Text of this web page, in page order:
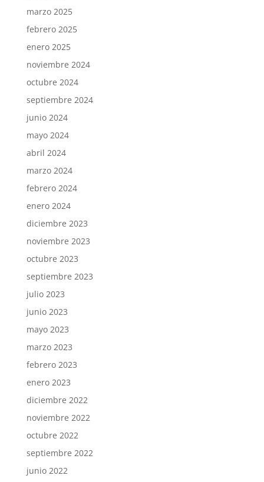
marzo 2025
febrero 2025
enero 2025
noviembre 2024
octubre 2024
septiembre 2024
junio 2024
mayo 2024
abril 2024
marzo 2024
febrero 2024
enero 2024
diciembre 2023
noviembre 2023
octubre 2023
septiembre 2023
julio 2023
junio 2023
mayo 2023
marzo 2023
febrero 2023
enero 2023
diciembre 2022
noviembre 2022
octubre 2022
septiembre 2022
junio 2022